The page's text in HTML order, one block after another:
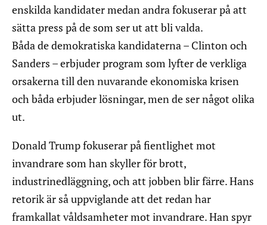
enskilda kandidater medan andra fokuserar på att
sätta press på de som ser ut att bli valda.
Båda de demokratiska kandidaterna – Clinton och
Sanders – erbjuder program som lyfter de verkliga
orsakerna till den nuvarande ekonomiska krisen
och båda erbjuder lösningar, men de ser något olika
ut.
Donald Trump fokuserar på fientlighet mot
invandrare som han skyller för brott,
industrinedläggning, och att jobben blir färre. Hans
retorik är så uppviglande att det redan har
framkallat våldsamheter mot invandrare. Han spyr